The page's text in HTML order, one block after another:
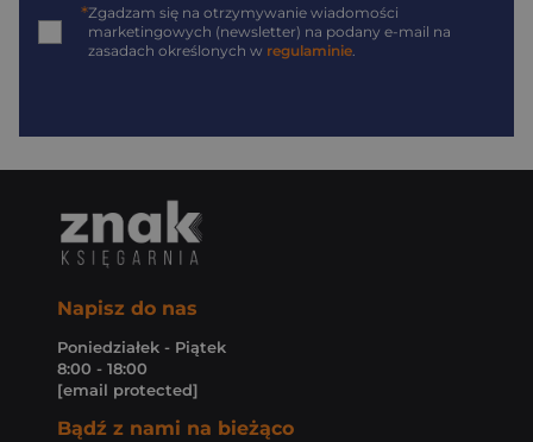
*Zgadzam się na otrzymywanie wiadomości
marketingowych (newsletter) na podany e-mail na
zasadach określonych w regulaminie
Napisz do nas
Poniedziałek - Piątek
8:00 - 18:00
[email protected]
Bądź z nami na bieżąco